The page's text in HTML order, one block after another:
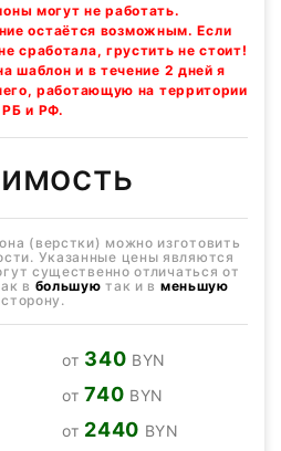
могут не работать.
остаётся возможным. Если
сработала, грустить не стоит!
шаблон и в течение 2 дней я
работающую на территории
РБ и РФ.
(верстки) можно изготовить
Указанные цены являются
существенно отличаться от
в большую так и в меньшую
сторону.
от 340 BYN
от740 BYN
от 2440 BYN